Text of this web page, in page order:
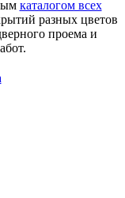
каталогом всех
разных цветов
проема и